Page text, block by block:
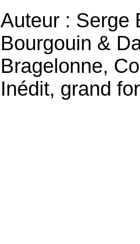
Auteur : Serge
Bourgouin &
Bragelonne,
Inédit, grand